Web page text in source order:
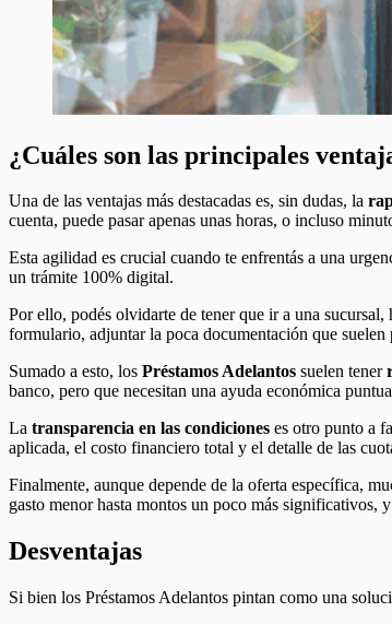
¿Cuáles son las principales
Una de las ventajas más destacadas es, sin dudas, la
cuenta, puede pasar apenas unas horas, o incluso
Esta agilidad es crucial cuando te enfrentás a una
un trámite 100% digital.
Por ello, podés olvidarte de tener que ir a una
formulario, adjuntar la poca documentación que
Sumado a esto, los Préstamos Adelantos suelen tener
banco, pero que necesitan una ayuda económica
La transparencia en las condiciones es otro punto a
aplicada, el costo financiero total y el detalle de las
Finalmente, aunque depende de la oferta específica,
gasto menor hasta montos un poco más significativos,
Desventajas
Si bien los Préstamos Adelantos pintan como una